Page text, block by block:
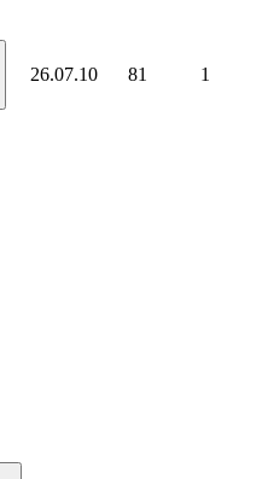
26.07.10 81 1